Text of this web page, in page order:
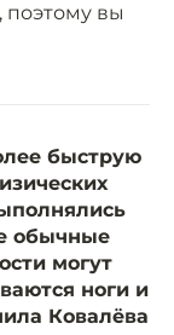
поэтому вы
быструю
обычные
могут
ноги и
Ковалёва